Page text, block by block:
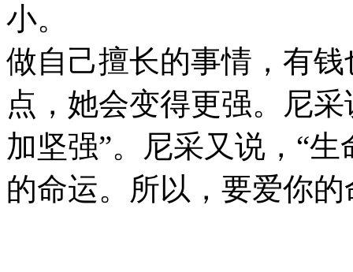
小。
做自己擅长的事情，有
点，她会变得更强。尼
加坚强”。尼采又说，“
的命运。所以，要爱你的